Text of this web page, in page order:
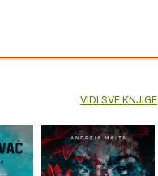
VIDI SVE KNJIGE